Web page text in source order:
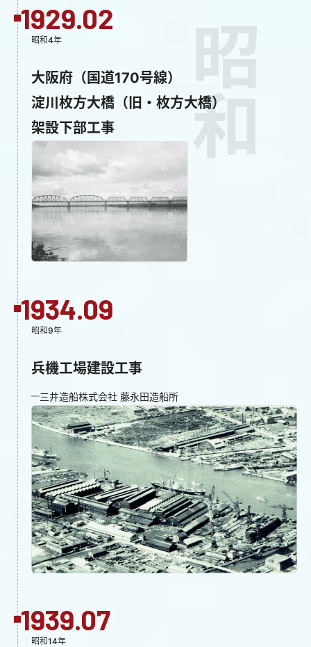
昭和
1929.02
昭和4年
大阪府（国道170号線）
淀川枚方大橋（旧・枚方大橋）
架設下部工事
1934.09
昭和9年
兵機工場建設工事
三井造船株式会社 藤永田造船所
1939.07
昭和14年